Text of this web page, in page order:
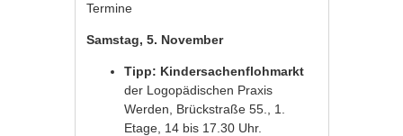
Termine
Samstag, 5. November
Tipp: Kindersachenflohmarkt
der Logopädischen Praxis
Werden, Brückstraße 55., 1.
Etage, 14 bis 17.30 Uhr.